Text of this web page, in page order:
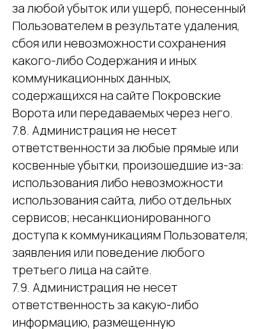
за любой убыток или ущерб, понесенный
Пользователем в результате удаления,
сбоя или невозможности сохранения
какого-либо Содержания и иных
коммуникационных данных,
содержащихся на сайте Покровские
Ворота или передаваемых через него.
7.8. Администрация не несет
ответственности за любые прямые или
косвенные убытки, произошедшие из-за:
использования либо невозможности
использования сайта, либо отдельных
сервисов; несанкционированного
доступа к коммуникациям Пользователя;
заявления или поведение любого
третьего лица на сайте.
7.9. Администрация не несет
ответственность за какую-либо
информацию, размещенную